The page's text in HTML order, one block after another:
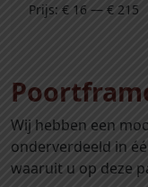
Prijs: € 16 — € 215
Wij hebben een
onderverdeeld in
waaruit u op deze